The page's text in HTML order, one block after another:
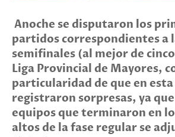
Anoche se disputaron los
partidos correspondientes a
semifinales (al mejor de
Liga Provincial de Mayores,
particularidad de que en
registraron sorpresas, ya
equipos que terminaron en
altos de la fase regular se